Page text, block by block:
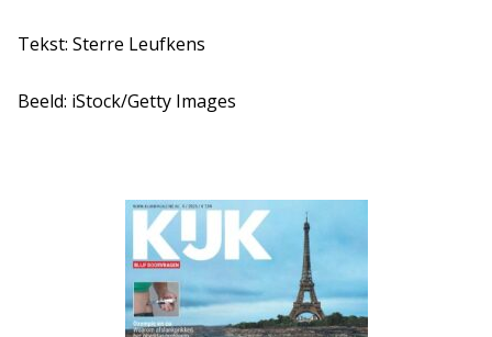
Tekst: Sterre Leufkens
Beeld: iStock/Getty Images